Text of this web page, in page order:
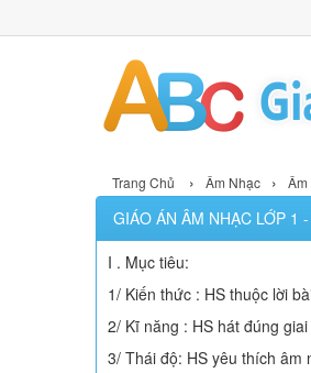
Trang Chủ › Âm Nhạc › Âm
GIÁO ÁN ÂM NHẠC LỚP 1
I . Mục tiêu:
1/ Kiến thức : HS thuộc lời
2/ Kĩ năng : HS hát đúng
3/ Thái độ: HS yêu thích âm